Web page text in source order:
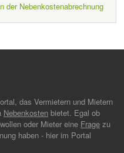
der Nebenkostenabrechnung
das Vermietern und Mietern
Nebenkosten bietet. Egal ob
oder Mieter eine Frage zu
haben - hier im Portal